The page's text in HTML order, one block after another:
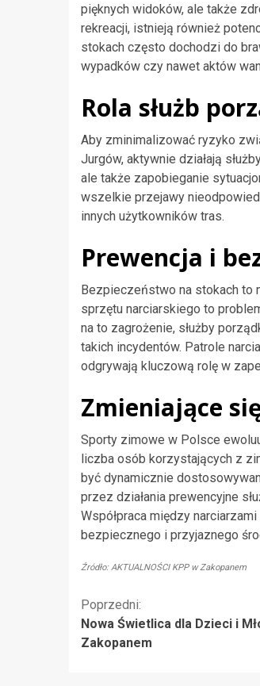
pięknych widoków, ale także
rekreacji, istnieją również
stokach często dochodzi do
wypadków czy nawet aktów
Rola służb
Aby zminimalizować ryzyko
Jurgów, aktywnie działają
ale także zapobieganie
wszelkie przejawy
innych użytkowników tras.
Prewencja i
Bezpieczeństwo na stokach to
sprzętu narciarskiego to
na to zagrożenie, służby
takich incydentów. Patrole
odgrywają kluczową rolę w
Zmieniające
Sporty zimowe w Polsce
liczba osób korzystających z
być dynamicznie
przez działania prewencyjne
Współpraca między
bezpiecznego i przyjaznego
Źródło: AKTUALNOŚCI KPP w Zakopanem
Kontynuuj
czytanie
Poprzedni:
Nowa Świetlica dla Dzieci i
Zakopanem